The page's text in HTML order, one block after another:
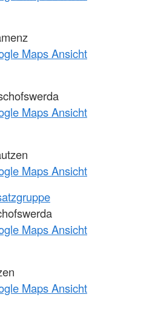
Maps Ansicht
Maps Ansicht
Maps Ansicht
Maps Ansicht
Maps Ansicht